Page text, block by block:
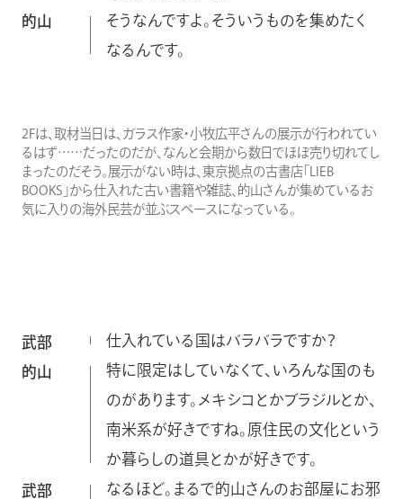
的山
そうなんですよ。そういうものを集めたく
なるんです。
2Fは、取材当日は、ガラス作家・小牧広平さんの展示が行われてい
るはず……だったのだが、なんと会期から数日でほぼ売り切れてし
まったのだそう。展示がない時は、東京拠点の古書店「LIEB
BOOKS」から仕入れた古い書籍や雑誌、的山さんが集めているお
気に入りの海外民芸が並ぶスペースになっている。
武部 仕入れている国はバラバラですか？
的山
特に限定はしていなくて、いろんな国のも
のがあります。メキシコとかブラジルとか、
南米系が好きですね。原住民の文化という
か暮らしの道具とかが好きです。
武部
なるほど。まるで的山さんのお部屋にお邪